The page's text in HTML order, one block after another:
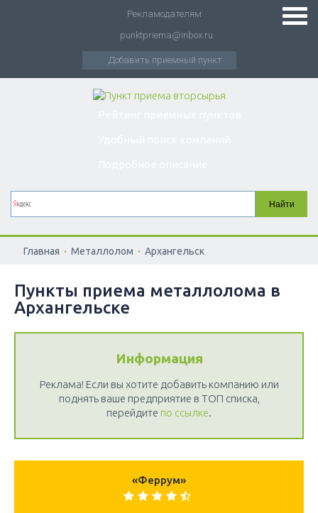
Рекламодателям
punktpriema@inbox.ru
Добавить приемный пункт
Главная . Металлолом . Архангельск
Пункты приема металлолома в
Архангельске
Информация
Реклама! Если вы хотите добавить компанию или
поднять ваше предприятие в ТОП списка,
перейдите по ссылке.
«Феррум»